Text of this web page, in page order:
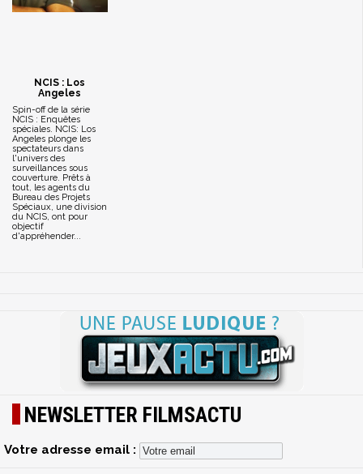
NCIS : Los
Angeles
Spin-off de la série
NCIS : Enquêtes
spéciales. NCIS: Los
Angeles plonge les
spectateurs dans
l'univers des
surveillances sous
couverture. Prêts à
tout, les agents du
Bureau des Projets
Spéciaux, une division
du NCIS, ont pour
objectif
d'appréhender...
NEWSLETTER FILMSACTU
Votre adresse email :